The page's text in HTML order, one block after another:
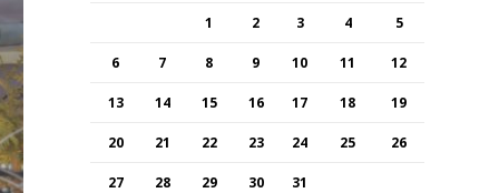
1 2 3 4 5
6 7 8 9 10 11 12
13 14 15 16 17 18 19
20 21 22 23 24 25 26
27 28 29 30 31